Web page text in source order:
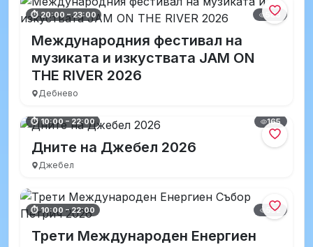
⏱ 20:00 – 23:00 583
Международния фестивал на
музиката и изкуствата JAM ON
THE RIVER 2026
Дебнево
⏱ 10:00 – 22:00 165
Дните на Джебел 2026
Джебел
⏱ 10:00 – 22:00 552
Трети Международен Енергиен